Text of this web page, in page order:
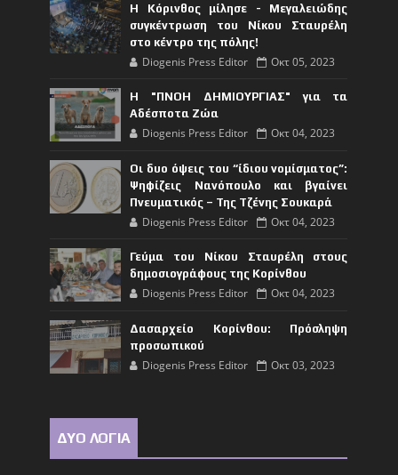
Η Κόρινθος μίλησε - Μεγαλειώδης
συγκέντρωση του Νίκου Σταυρέλη
στο κέντρο της πόλης!
Diogenis Press Editor Οκτ 05, 2023
Η "ΠΝΟΗ ΔΗΜΙΟΥΡΓΙΑΣ" για τα
Αδέσποτα Ζώα
Diogenis Press Editor Οκτ 04, 2023
Οι δυο όψεις του “ίδιου νομίσματος”:
Ψηφίζεις Νανόπουλο και βγαίνει
Πνευματικός – Της Τζένης Σουκαρά
Diogenis Press Editor Οκτ 04, 2023
Γεύμα του Νίκου Σταυρέλη στους
δημοσιογράφους της Κορίνθου
Diogenis Press Editor Οκτ 04, 2023
Δασαρχείο Κορίνθου: Πρόσληψη
προσωπικού
Diogenis Press Editor Οκτ 03, 2023
ΔΥΟ ΛΟΓΙΑ